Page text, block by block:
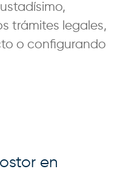
trámites legales,
o configurando
en